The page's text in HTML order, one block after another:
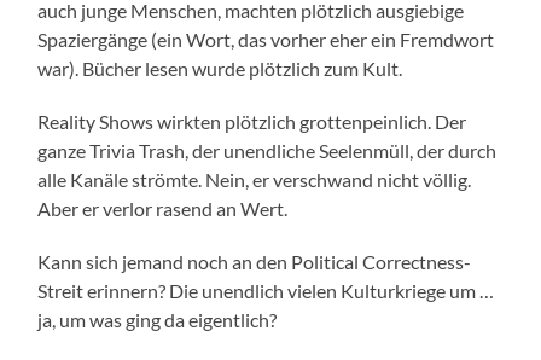
auch junge Menschen, machten plötzlich ausgiebige
Spaziergänge (ein Wort, das vorher eher ein Fremdwort
war). Bücher lesen wurde plötzlich zum Kult.
Reality Shows wirkten plötzlich grottenpeinlich. Der
ganze Trivia Trash, der unendliche Seelenmüll, der durch
alle Kanäle strömte. Nein, er verschwand nicht völlig.
Aber er verlor rasend an Wert.
Kann sich jemand noch an den Political Correctness-
Streit erinnern? Die unendlich vielen Kulturkriege um …
ja, um was ging da eigentlich?